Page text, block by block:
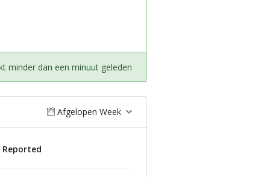
minder dan een minuut geleden
Afgelopen Week